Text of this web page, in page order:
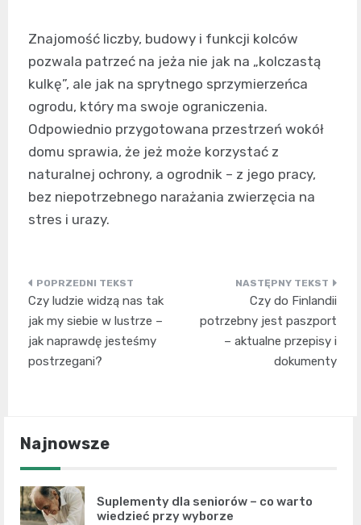
Znajomość liczby, budowy i funkcji kolców
pozwala patrzeć na jeża nie jak na „kolczastą
kulkę”, ale jak na sprytnego sprzymierzeńca
ogrodu, który ma swoje ograniczenia.
Odpowiednio przygotowana przestrzeń wokół
domu sprawia, że jeż może korzystać z
naturalnej ochrony, a ogrodnik – z jego pracy,
bez niepotrzebnego narażania zwierzęcia na
stres i urazy.
Nawigacja
wpisu
Czy ludzie widzą nas tak
jak my siebie w lustrze –
jak naprawdę jesteśmy
postrzegani?
Czy do Finlandii
potrzebny jest paszport
– aktualne przepisy i
dokumenty
Najnowsze
Suplementy dla seniorów – co warto
wiedzieć przy wyborze